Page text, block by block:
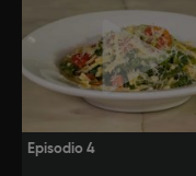
Episodio 4